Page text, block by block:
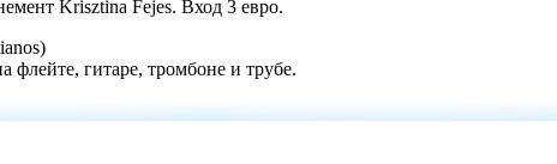
Krisztina Fejes. Вход 3 евро.
флейте, гитаре, тромбоне и трубе.